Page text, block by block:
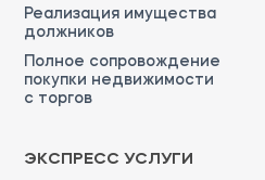
Реализация имущества
должников
Полное сопровождение
покупки недвижимости
с торгов
ЭКСПРЕСС УСЛУГИ